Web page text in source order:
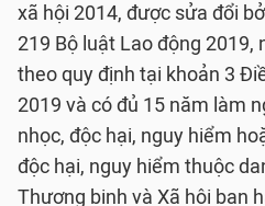
xã hội 2014, được sửa đổi
219 Bộ luật Lao động 2019,
theo quy định tại khoản 3
2019 và có đủ 15 năm làm
nhọc, độc hại, nguy hiểm
độc hại, nguy hiểm thuộc
Thương binh và Xã hội ban